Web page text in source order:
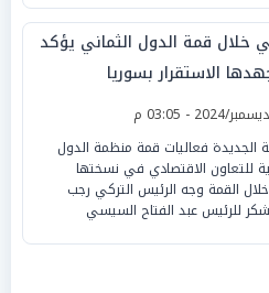
خلال قمة الدول الثماني يؤكد
الاستقرار بسوريا
الجديدة فعاليات قمة منظمة الدول
للتعاون الاقتصادي في نسختها
القمة وجه الرئيس التركي رجب
للرئيس عبد الفتاح السيسي